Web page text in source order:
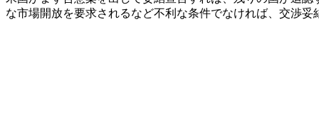
な市場開放を要求されるなど不利な条件でなければ、交渉妥